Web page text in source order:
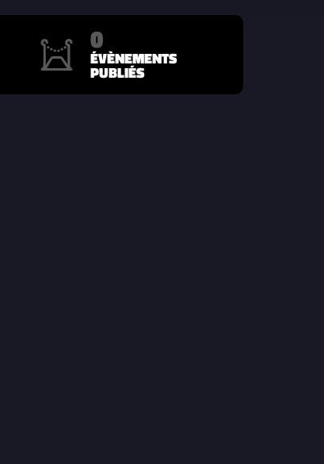
0
ÉVÈNEMENTS
PUBLIÉS